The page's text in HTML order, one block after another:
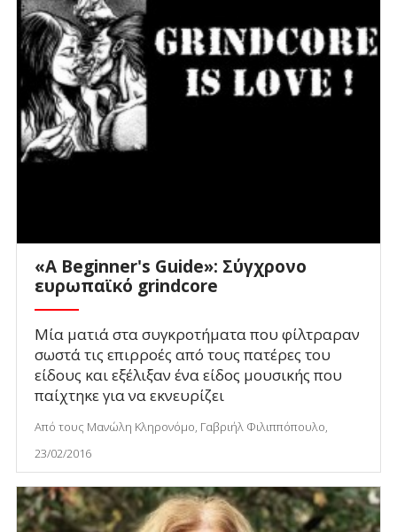
«A Beginner's Guide»: Σύγχρονο
ευρωπαϊκό grindcore
Μία ματιά στα συγκροτήματα που φίλτραραν
σωστά τις επιρροές από τους πατέρες του
είδους και εξέλιξαν ένα είδος μουσικής που
παίχτηκε για να εκνευρίζει
Από τους Μανώλη Κληρονόμο, Γαβριήλ Φιλιππόπουλο,
23/02/2016